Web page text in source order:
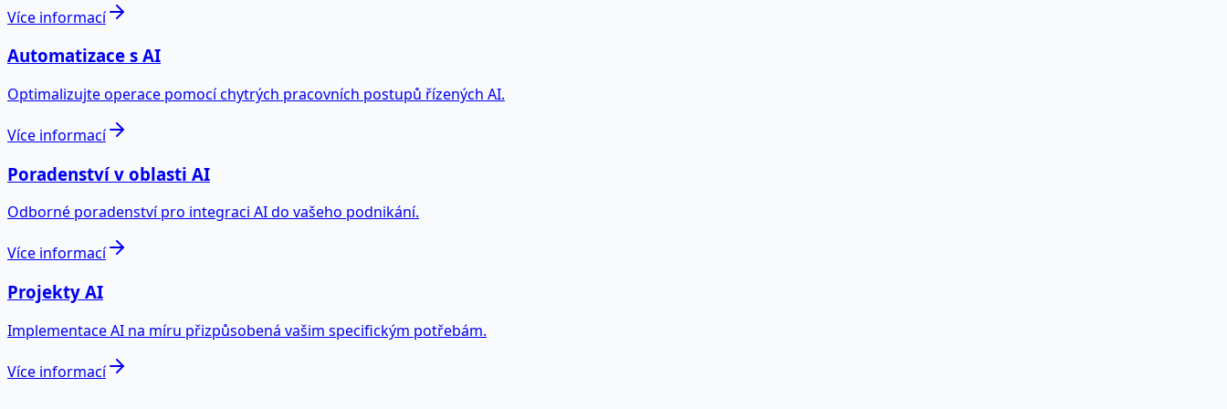
Více informací
Automatizace s AI
Optimalizujte operace pomocí chytrých pracovních postupů řízených AI.
Více informací
Poradenství v oblasti AI
Odborné poradenství pro integraci AI do vašeho podnikání.
Více informací
Projekty AI
Implementace AI na míru přizpůsobená vašim specifickým potřebám.
Více informací